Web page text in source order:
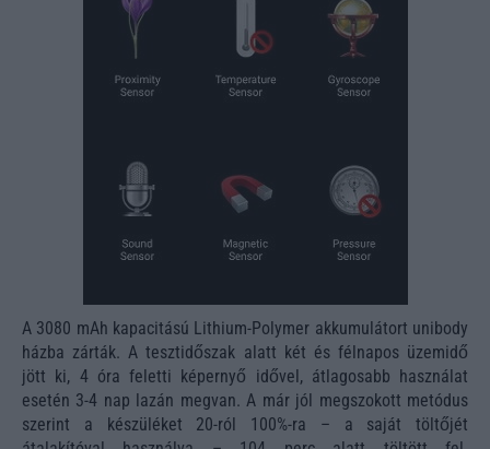
A 3080 mAh kapacitású Lithium-Polymer akkumulátort unibody
házba zárták. A tesztidőszak alatt két és félnapos üzemidő
jött ki, 4 óra feletti képernyő idővel, átlagosabb használat
esetén 3-4 nap lazán megvan. A már jól megszokott metódus
szerint a készüléket 20-ról 100%-ra – a saját töltőjét